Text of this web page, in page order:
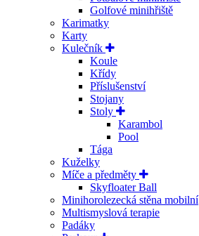
Golfové minihřiště
Karimatky
Karty
Kulečník
Koule
Křídy
Příslušenství
Stojany
Stoly
Karambol
Pool
Tága
Kuželky
Míče a předměty
Skyfloater Ball
Minihorolezecká stěna mobilní
Multismyslová terapie
Padáky